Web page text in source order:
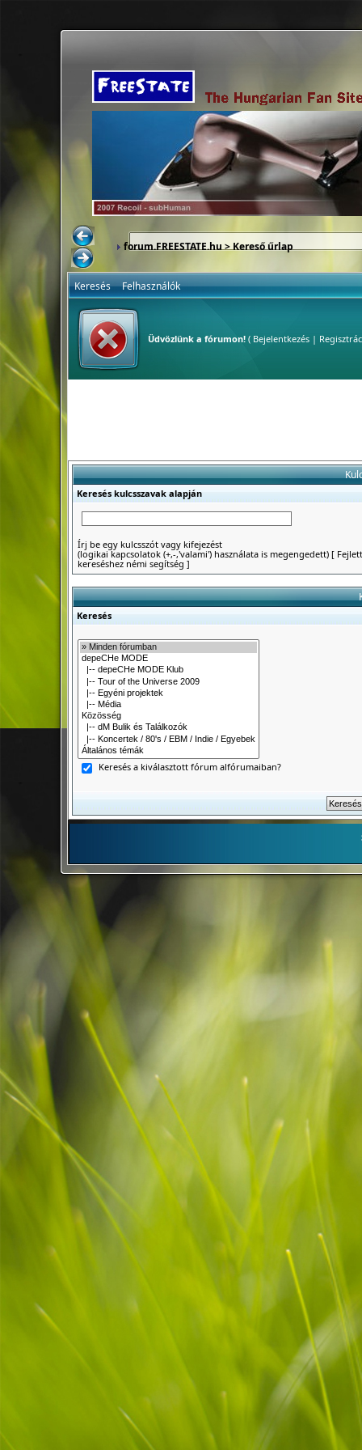
forum.FREESTATE.hu> Kereső űrlap
Keresés Felhasználók
Üdvözlünk a fórumon!( Bejelentkezés|
Keresés kulcsszavak alapján
Írj be egy kulcsszót vagy kifejezést
(logikai kapcsolatok (+,-,'valami') használata is megengedett)[
kereséshez némi segítség ]
Keresés
Keresés a kiválasztott fórum alfórumaiban?